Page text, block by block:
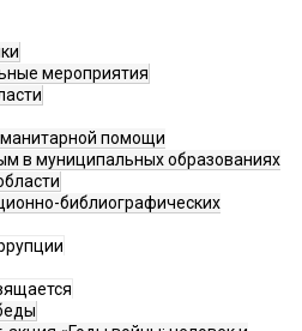
мероприятия
помощи
в муниципальных образованиях
библиографических